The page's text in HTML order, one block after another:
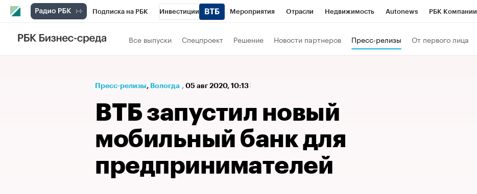
Подписка на РБК Инвестиции Мероприятия Отрасли Недвижимость Autonews РБК Компании
РБК Вино
Проверка контрагентов Технологии и медиа
Все выпуски Спецпроект Решение Новости партнеров Пресс-релизы От первого лица
Пресс-релизы⁠, Вологда , 05 авг 2020, 10:13
ВТБ запустил новый
мобильный банк для
предпринимателей